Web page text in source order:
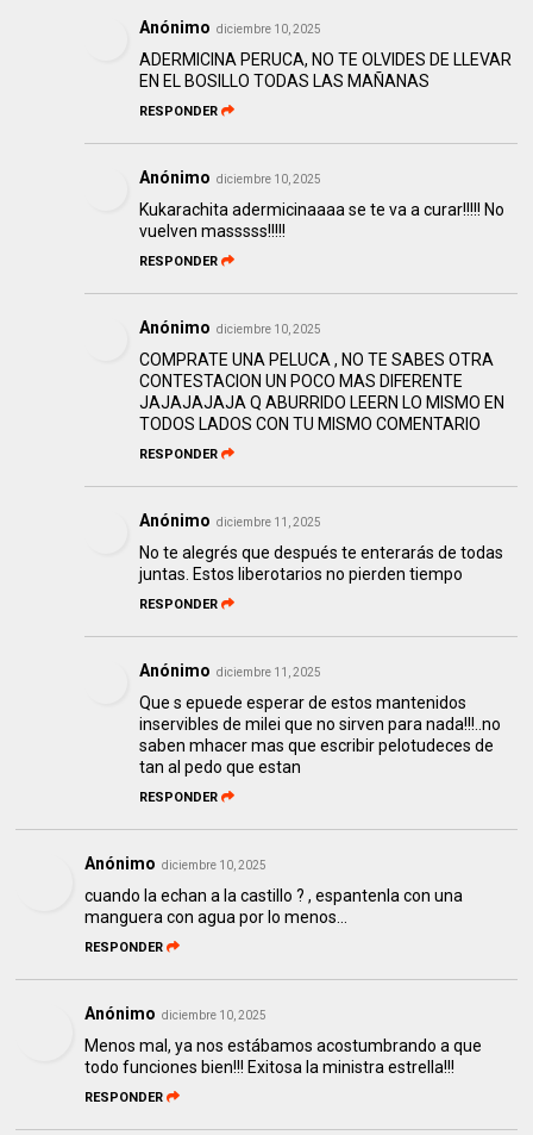
Anónimo diciembre 10, 2025
ADERMICINA PERUCA, NO TE OLVIDES DE LLEVAR
EN EL BOSILLO TODAS LAS MAÑANAS
RESPONDER
Anónimo diciembre 10, 2025
Kukarachita adermicinaaaa se te va a curar!!!!! No
vuelven masssss!!!!!
RESPONDER
Anónimo diciembre 10, 2025
COMPRATE UNA PELUCA , NO TE SABES OTRA
CONTESTACION UN POCO MAS DIFERENTE
JAJAJAJAJA Q ABURRIDO LEERN LO MISMO EN
TODOS LADOS CON TU MISMO COMENTARIO
RESPONDER
Anónimo diciembre 11, 2025
No te alegrés que después te enterarás de todas
juntas. Estos liberotarios no pierden tiempo
RESPONDER
Anónimo diciembre 11, 2025
Que s epuede esperar de estos mantenidos
inservibles de milei que no sirven para nada!!!..no
saben mhacer mas que escribir pelotudeces de
tan al pedo que estan
RESPONDER
Anónimo diciembre 10, 2025
cuando la echan a la castillo ? , espantenla con una
manguera con agua por lo menos...
RESPONDER
Anónimo diciembre 10, 2025
Menos mal, ya nos estábamos acostumbrando a que
todo funciones bien!!! Exitosa la ministra estrella!!!
RESPONDER